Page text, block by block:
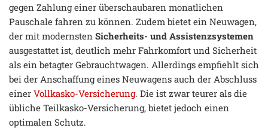
gegen Zahlung einer überschaubaren monatlichen
Pauschale fahren zu können. Zudem bietet ein Neuwagen,
der mit modernsten Sicherheits- und Assistenzsystemen
ausgestattet ist, deutlich mehr Fahrkomfort und Sicherheit
als ein betagter Gebrauchtwagen. Allerdings empfiehlt sich
bei der Anschaffung eines Neuwagens auch der Abschluss
einer Vollkasko-Versicherung. Die ist zwar teurer als die
übliche Teilkasko-Versicherung, bietet jedoch einen
optimalen Schutz.